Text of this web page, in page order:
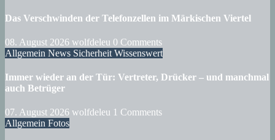
Das Verschwinden der Telefonzellen im Märkischen Viertel
08. August 2026 wolfdeleu 0 Comments
Allgemein News Sicherheit Wissenswert
Immer wieder an der Tür: Vertreter, Drücker – und manchmal
auch Betrüger
07. August 2026 wolfdeleu 1 Comments
Allgemein Fotos